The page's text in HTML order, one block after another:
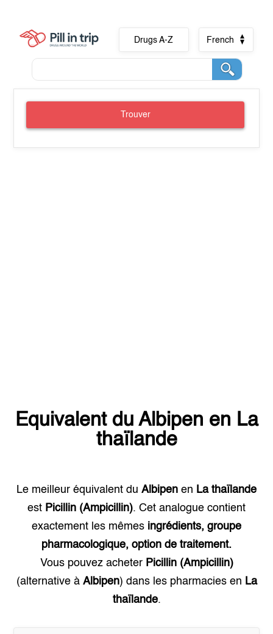
Drugs A-Z French
Trouver
Equivalent du Albipen en La
thaïlande
Le meilleur équivalent du Albipen en La thaïlande
est Picillin (Ampicillin). Cet analogue contient
exactement les mêmes ingrédients, groupe
pharmacologique, option de traitement.
Vous pouvez acheter Picillin (Ampicillin)
(alternative à Albipen) dans les pharmacies en La
thaïlande.